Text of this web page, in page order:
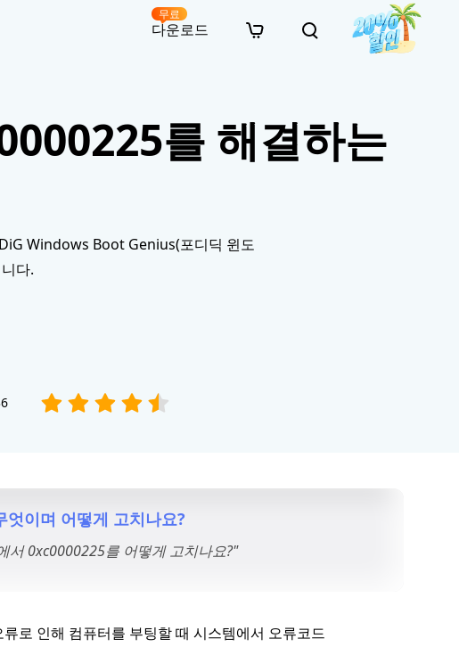
· SD 카드 복구
· 외장하드 복구
· USB 복구
· 파티션 복구
· 한글 파일 복구
· 오피스 파일 복구
복
온라인 동영상 복구
온라인 사진 복구
· AI 3D 액션 피규어 프롬프트
· 시네마틱 AI 이미지 프롬프트
· 애니메이션 실사 변환 프롬프트
· 윈도우 11 우회 설치
· 중복 파일 찾기 (Win)
· 하드 디스크 복사
· 중복 파일 찾기 (Mac)
· 디스크 공간 확보 (Win)
다운로드
무료
를 해결하는
Windows Boot Genius(포디딕 윈도
다.
이며 어떻게 고치나요?
서 0xc0000225를 어떻게 고치나요?"
로 인해 컴퓨터를 부팅할 때 시스템에서 오류코드